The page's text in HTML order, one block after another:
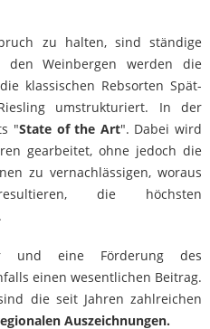
zu halten, sind ständige
den Weinbergen werden die
klassischen Rebsorten Spät-
umstrukturiert. In der
"State of the Art". Dabei wird
gearbeitet, ohne jedoch die
zu vernachlässigen, woraus
die höchsten
und eine Förderung des
einen wesentlichen Beitrag.
die seit Jahren zahlreichen
Auszeichnungen.